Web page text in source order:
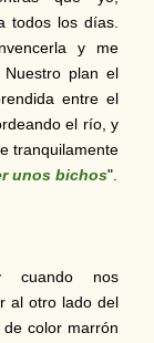
todos los días.
y me
plan el
entre el
el río, y
tranquilamente
unos bichos".
cuando nos
al otro lado del
color marrón